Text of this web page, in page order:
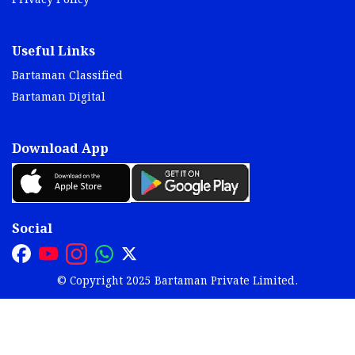
Useful Links
Bartaman Classified
Bartaman Digital
Download App
Social
© Copyright 2025 Bartaman Private Limited.